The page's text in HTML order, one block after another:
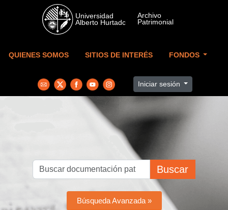
Skip to main content
QUIENES SOMOS SITIOS DE INTERÉS FONDOS
Iniciar sesión
Buscar
Búsqueda Avanzada »